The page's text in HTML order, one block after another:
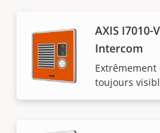
AXIS I7010-
Intercom
toujours